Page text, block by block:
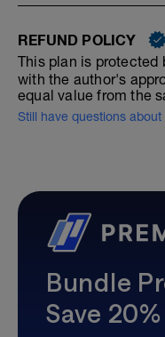
REFUND POLICY
This plan is protected
with the author's
equal value from the
Still have questions about
Bundle
Save 20%